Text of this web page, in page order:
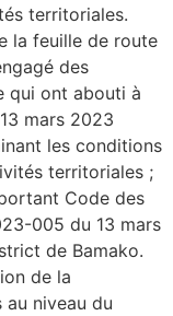
territoriales.
la feuille de route
des
qui ont abouti à
mars 2023
les conditions
territoriales ;
Code des
005 du 13 mars
de Bamako.
de la
niveau du